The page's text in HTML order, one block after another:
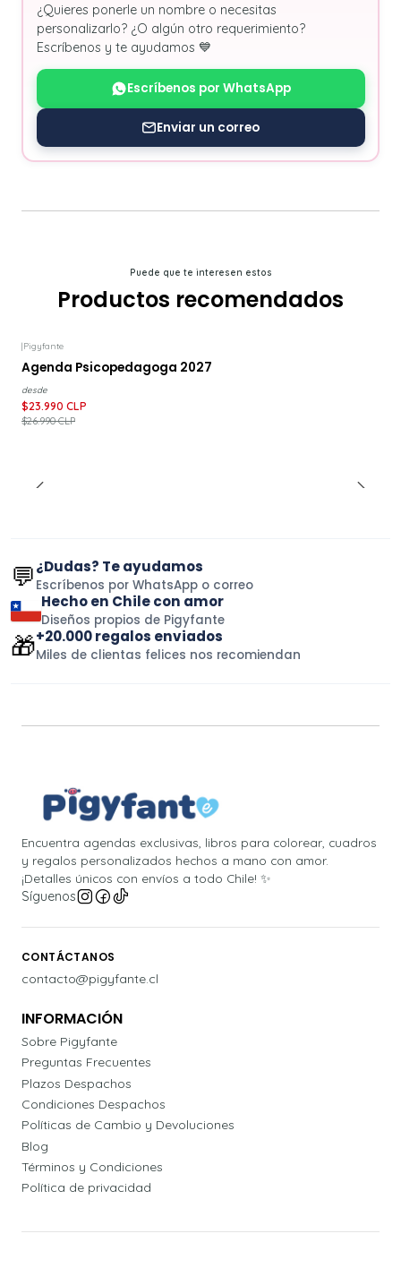
¿Quieres ponerle un nombre o necesitas
personalizarlo? ¿O algún otro requerimiento?
Escríbenos y te ayudamos 💙
Escríbenos por WhatsApp
Enviar un correo
Puede que te interesen estos
Productos recomendados
DESCUENTO
|Pigyfante
Agenda Psicopedagoga 2027
desde
$23.990 CLP
$26.990 CLP
💬¿Dudas? Te ayudamos
Escríbenos por WhatsApp o correo
Hecho en Chile con amor
Diseños propios de Pigyfante
🎁+20.000 regalos enviados
Miles de clientas felices nos recomiendan
Encuentra agendas exclusivas, libros para colorear, cuadros
y regalos personalizados hechos a mano con amor.
¡Detalles únicos con envíos a todo Chile! ✨
Síguenos
CONTÁCTANOS
contacto@pigyfante.cl
INFORMACIÓN
Sobre Pigyfante
Preguntas Frecuentes
Plazos Despachos
Condiciones Despachos
Políticas de Cambio y Devoluciones
Blog
Términos y Condiciones
Política de privacidad